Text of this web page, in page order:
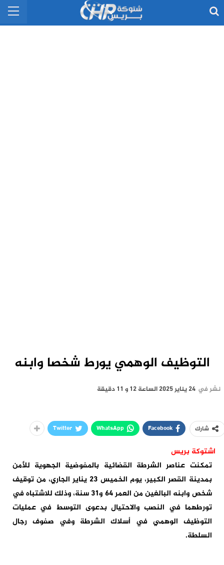
التوظيف الوهمي يورط شخصا وابنه
نشر في 24 يناير 2025 الساعة 12 و 11 دقيقة
شارك Facebook
WhatsApp
Twitter
اشتوكة بريس
تمكنت عناصر الشرطة القضائية بالمفوضية الجهوية للأمن
بمدينة القصر الكبير، يوم الخميس 23 يناير الجاري، من توقيف
شخص وابنه البالغين من العمر 64 و31 سنة، وذلك للاشتباه في
تورطهما في النصب والاحتيال بدعوى التوسط في عمليات
التوظيف الوهمي في أسلاك الشرطة وفي صفوف رجال
السلطة.